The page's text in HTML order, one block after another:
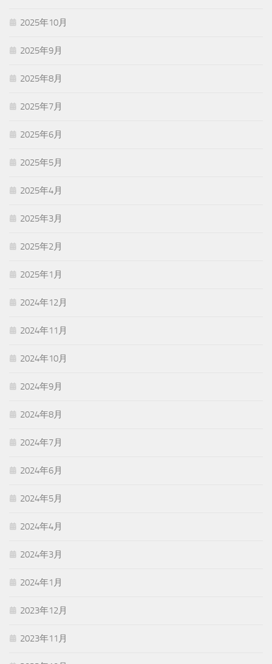
2025年10月
2025年9月
2025年8月
2025年7月
2025年6月
2025年5月
2025年4月
2025年3月
2025年2月
2025年1月
2024年12月
2024年11月
2024年10月
2024年9月
2024年8月
2024年7月
2024年6月
2024年5月
2024年4月
2024年3月
2024年1月
2023年12月
2023年11月